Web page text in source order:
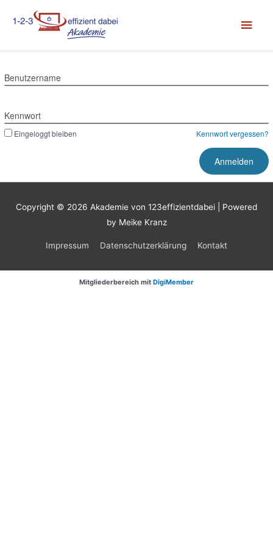
Inhalt
Benutzername
Kennwort
Eingeloggt bleiben Kennwort vergessen?
Copyright © 2026 Akademie von 123effizientdabei | Powered
by Meike Kranz
Impressum Datenschutzerklärung Kontakt
Mitgliederbereich mit DigiMember